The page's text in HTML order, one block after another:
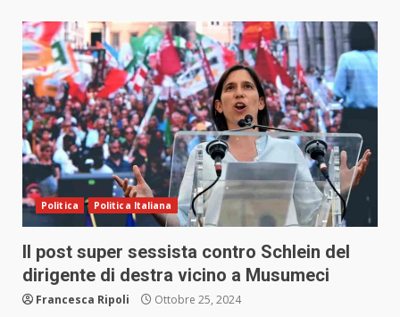
Politica Politica Italiana
Il post super sessista contro Schlein del
dirigente di destra vicino a Musumeci
Francesca Ripoli Ottobre 25, 2024